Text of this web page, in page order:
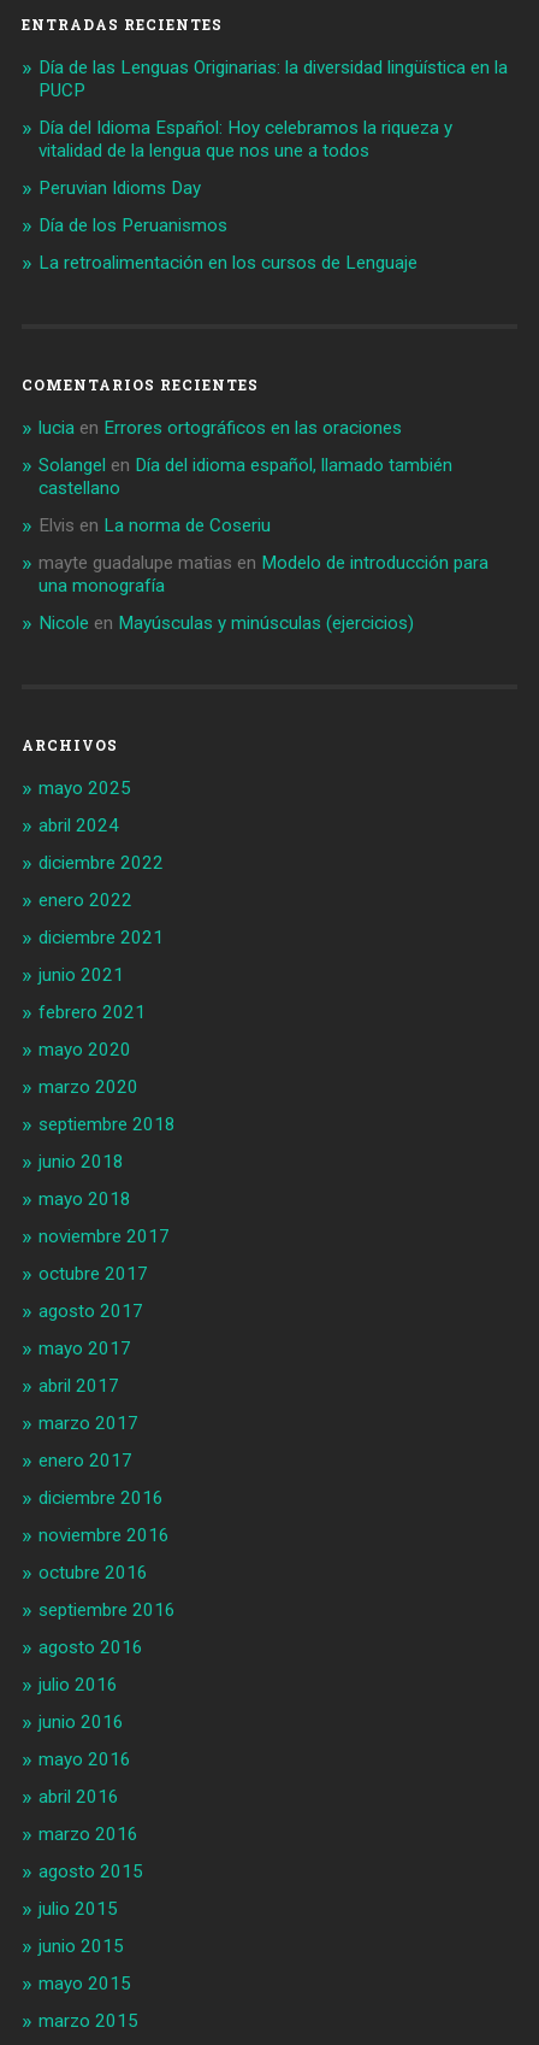
ENTRADAS RECIENTES
Día de las Lenguas Originarias: la diversidad lingüística en la
PUCP
Día del Idioma Español: Hoy celebramos la riqueza y
vitalidad de la lengua que nos une a todos
Peruvian Idioms Day
Día de los Peruanismos
La retroalimentación en los cursos de Lenguaje
COMENTARIOS RECIENTES
luciaen Errores ortográficos en las oraciones
Solangel en Día del idioma español, llamado también
castellano
Elvis en La norma de Coseriu
mayte guadalupe matias en Modelo de introducción para
una monografía
Nicole en Mayúsculas y minúsculas (ejercicios)
ARCHIVOS
mayo 2025
abril 2024
diciembre 2022
enero 2022
diciembre 2021
junio 2021
febrero 2021
mayo 2020
marzo 2020
septiembre 2018
junio 2018
mayo 2018
noviembre 2017
octubre 2017
agosto 2017
mayo 2017
abril 2017
marzo 2017
enero 2017
diciembre 2016
noviembre 2016
octubre 2016
septiembre 2016
agosto 2016
julio 2016
junio 2016
mayo 2016
abril 2016
marzo 2016
agosto 2015
julio 2015
junio 2015
mayo 2015
marzo 2015